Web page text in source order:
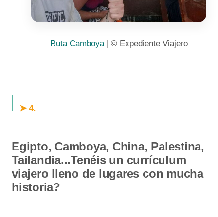
Ruta Camboya| © Expediente Viajero
➤ 4.
Egipto, Camboya, China, Palestina,
Tailandia...Tenéis un currículum
viajero lleno de lugares con mucha
historia?